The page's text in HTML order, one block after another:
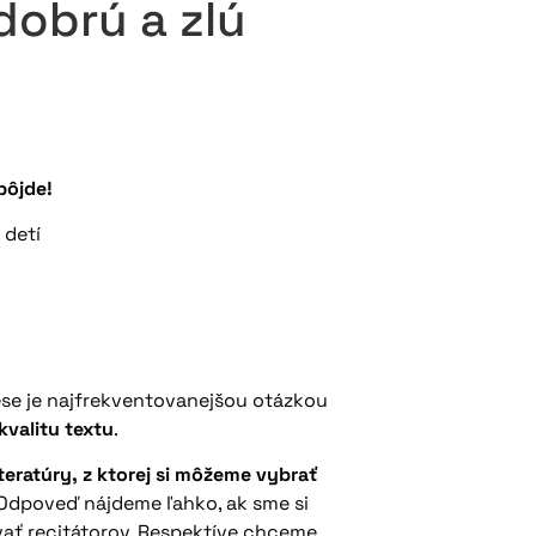
a zlú
detí
je najfrekventovanejšou otázkou
textu.
z ktorej si môžeme vybrať
nájdeme ľahko, ak sme si